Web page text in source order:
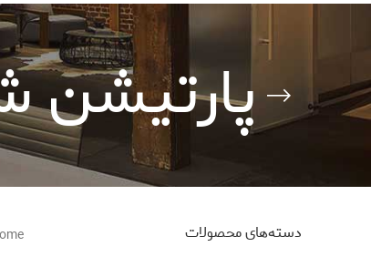
پارتیشن
دسته‌های محصولات